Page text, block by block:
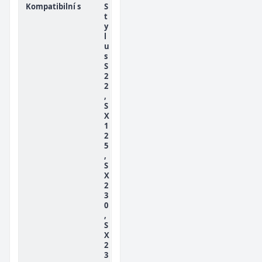
Kompatibilní s
S
t
y
l
u
s
S
2
2
,
S
X
1
2
5
,
S
X
2
3
0
,
S
X
2
3